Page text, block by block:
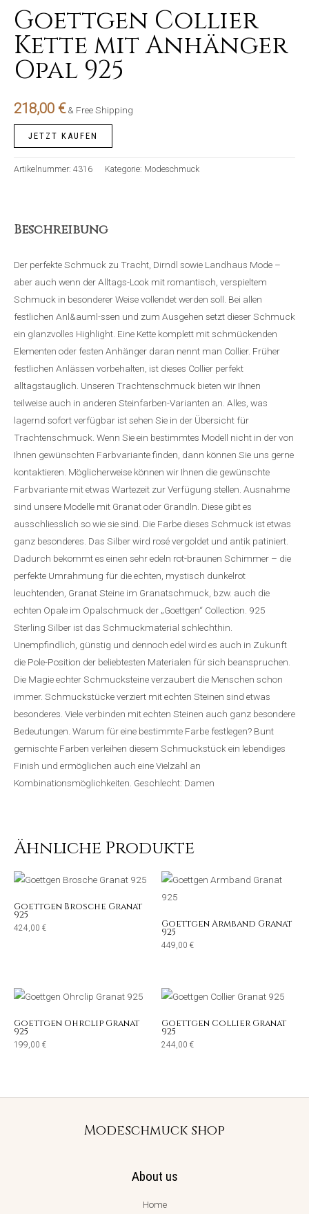
Goettgen Collier
Kette mit Anhänger
Opal 925
218,00 € & Free Shipping
JETZT KAUFEN
Artikelnummer: 4316 Kategorie: Modeschmuck
Beschreibung
Der perfekte Schmuck zu Tracht, Dirndl sowie Landhaus Mode –
aber auch wenn der Alltags-Look mit romantisch, verspieltem
Schmuck in besonderer Weise vollendet werden soll. Bei allen
festlichen Anl&auml-ssen und zum Ausgehen setzt dieser Schmuck
ein glanzvolles Highlight. Eine Kette komplett mit schmückenden
Elementen oder festen Anhänger daran nennt man Collier. Früher
festlichen Anlässen vorbehalten, ist dieses Collier perfekt
alltagstauglich. Unseren Trachtenschmuck bieten wir Ihnen
teilweise auch in anderen Steinfarben-Varianten an. Alles, was
lagernd sofort verfügbar ist sehen Sie in der Übersicht für
Trachtenschmuck. Wenn Sie ein bestimmtes Modell nicht in der von
Ihnen gewünschten Farbvariante finden, dann können Sie uns gerne
kontaktieren. Möglicherweise können wir Ihnen die gewünschte
Farbvariante mit etwas Wartezeit zur Verfügung stellen. Ausnahme
sind unsere Modelle mit Granat oder Grandln. Diese gibt es
ausschliesslich so wie sie sind. Die Farbe dieses Schmuck ist etwas
ganz besonderes. Das Silber wird rosé vergoldet und antik patiniert.
Dadurch bekommt es einen sehr edeln rot-braunen Schimmer – die
perfekte Umrahmung für die echten, mystisch dunkelrot
leuchtenden, Granat Steine im Granatschmuck, bzw. auch die
echten Opale im Opalschmuck der „Goettgen“ Collection. 925
Sterling Silber ist das Schmuckmaterial schlechthin.
Unempfindlich, günstig und dennoch edel wird es auch in Zukunft
die Pole-Position der beliebtesten Materialen für sich beanspruchen.
Die Magie echter Schmucksteine verzaubert die Menschen schon
immer. Schmuckstücke verziert mit echten Steinen sind etwas
besonderes. Viele verbinden mit echten Steinen auch ganz besondere
Bedeutungen. Warum für eine bestimmte Farbe festlegen? Bunt
gemischte Farben verleihen diesem Schmuckstück ein lebendiges
Finish und ermöglichen auch eine Vielzahl an
Kombinationsmöglichkeiten. Geschlecht: Damen
Ähnliche Produkte
Goettgen Brosche Granat
925
424,00 € Goettgen Armband Granat
925
449,00 €
Goettgen Ohrclip Granat
925
199,00 €
Goettgen Collier Granat
925
244,00 €
Modeschmuck shop
About us
Home